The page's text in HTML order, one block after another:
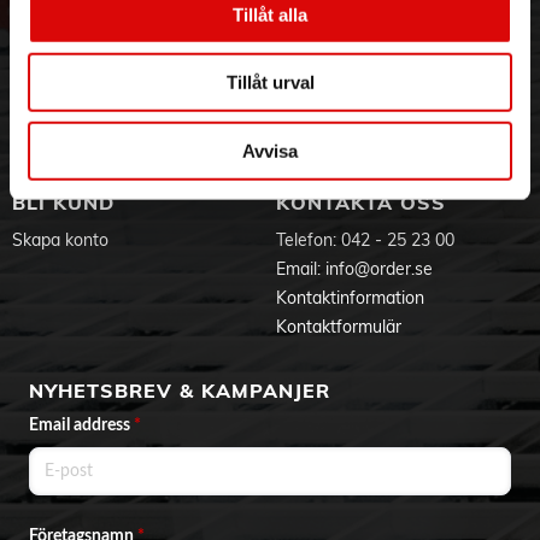
Tillåt alla
Tillåt urval
Avvisa
Indikatorlampor: Ja (ström & klar)
Antislip-fötter: Ja
Färg: Svart
Mått (B × D × H): 24 × 30 × 14 cm
Frekvens: 50/60 Hz
Visselblåsning
Aktuellt på Order
Ansökan om RMA
Godsefterlysning & Felleverans
Integritetspolicy
Om cookies
BLI KUND
Skapa konto
KONTAKTA OSS
Telefon: 042 - 25 23 00
Email: info@order.se
Kontaktinformation
Kontaktformulär
NYHETSBREV & KAMPANJER
Email address *
Företagsnamn *